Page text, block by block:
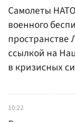
Самолеты
военного
пространстве
ссылкой на
в кризисных
10:22